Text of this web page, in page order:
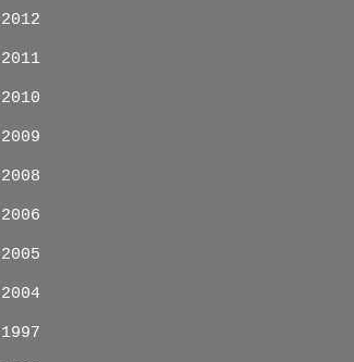
2012
2011
2010
2009
2008
2006
2005
2004
1997